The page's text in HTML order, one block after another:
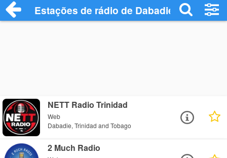
Estações de rádio de Dabadie - Ouça
NETT Radio Trinidad
Web
Dabadie, Trinidad and Tobago
2 Much Radio